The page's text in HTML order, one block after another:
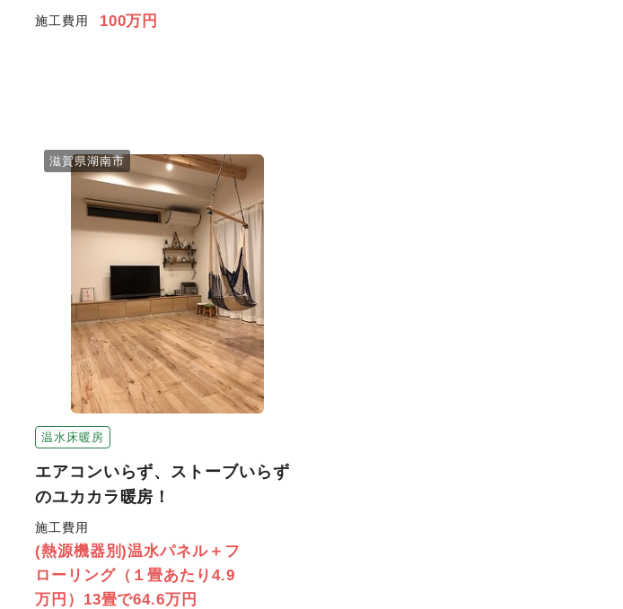
施工費用 100万円
温水床暖房
滋賀県湖南市
エアコンいらず、ストーブいらず
のユカカラ暖房！
施工費用
(熱源機器別)温水パネル＋フ
ローリング（１畳あたり4.9
万円）13畳で64.6万円